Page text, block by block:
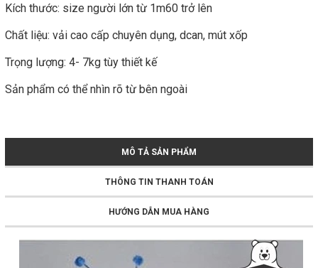
Kích thước: size người lớn từ 1m60 trở lên
Chất liệu: vải cao cấp chuyên dụng, dcan, mút xốp
Trọng lượng: 4- 7kg tùy thiết kế
Sản phẩm có thể nhìn rõ từ bên ngoài
MÔ TẢ SẢN PHẨM
THÔNG TIN THANH TOÁN
HƯỚNG DẪN MUA HÀNG